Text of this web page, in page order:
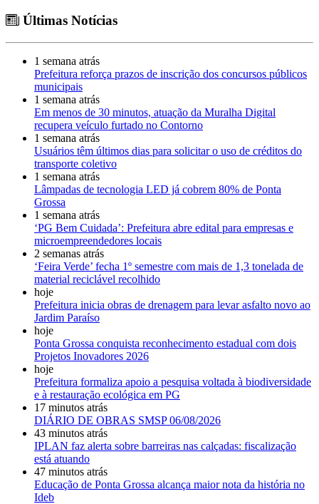
Últimas Notícias
1 semana atrás
Prefeitura reforça prazos de inscrição dos concursos públicos
municipais
1 semana atrás
Em menos de 30 minutos, atuação da Muralha Digital
recupera veículo furtado no Contorno
1 semana atrás
Usuários têm últimos dias para solicitar o uso de créditos do
transporte coletivo
1 semana atrás
Lâmpadas de tecnologia LED já cobrem 80% de Ponta
Grossa
1 semana atrás
‘PG Bem Cuidada’: Prefeitura abre edital para empresas e
microempreendedores locais
2 semanas atrás
‘Feira Verde’ fecha 1º semestre com mais de 1,3 tonelada de
material reciclável recolhido
hoje
Prefeitura inicia obras de drenagem para levar asfalto novo ao
Jardim Paraíso
hoje
Ponta Grossa conquista reconhecimento estadual com dois
Projetos Inovadores 2026
hoje
Prefeitura formaliza apoio a pesquisa voltada à biodiversidade
e à restauração ecológica em PG
17 minutos atrás
DIÁRIO DE OBRAS SMSP 06/08/2026
43 minutos atrás
IPLAN faz alerta sobre barreiras nas calçadas: fiscalização
está atuando
47 minutos atrás
Educação de Ponta Grossa alcança maior nota da história no
Ideb